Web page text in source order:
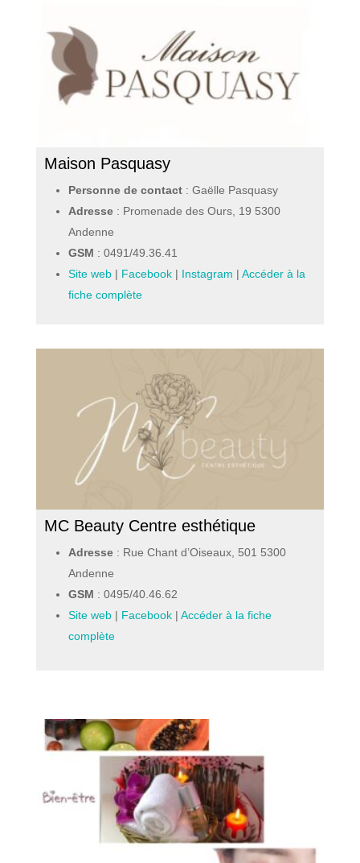
Maison Pasquasy
Personne de contact: Gaëlle Pasquasy
Adresse: Promenade des Ours, 19 5300
Andenne
GSM : 0491/49.36.41
Site web| Facebook| Instagram | Accéder à la
fiche complète
MC Beauty Centre esthétique
Adresse: Rue Chant d’Oiseaux, 501 5300
Andenne
GSM : 0495/40.46.62
Site web| Facebook| Accéder à la fiche
complète